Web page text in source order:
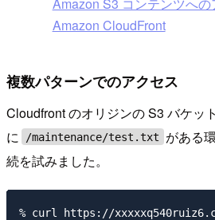
Amazon S3 コンテンツへ
Amazon CloudFront
複数パターンでのアクセス
Cloudfront のオリジンの S3 バケット
に
/maintenance/test.txt
がある
続を試みました。
% curl https://